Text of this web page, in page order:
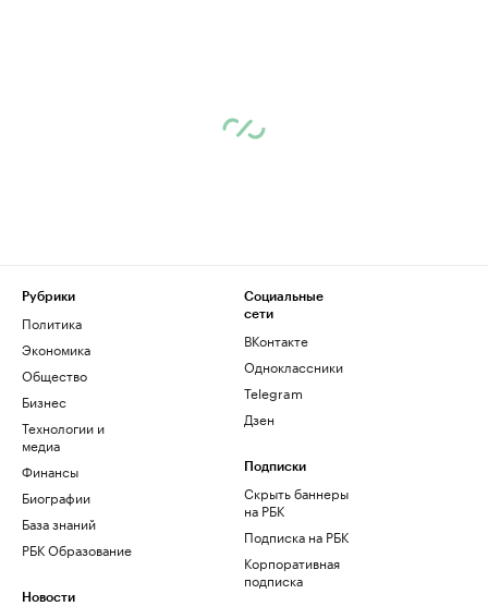
Рубрики
Политика
Экономика
Общество
Бизнес
Технологии и
медиа
Финансы
Биографии
База знаний
РБК Образование
Новости
Социальные
сети
ВКонтакте
Одноклассники
Telegram
Дзен
Подписки
Скрыть баннеры
на РБК
Подписка на РБК
Корпоративная
подписка